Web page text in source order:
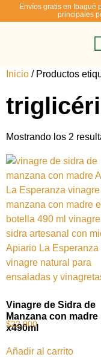
Envíos gratis en Ibagué
principales
Inicio / Productos
Mostrando los 2
Vinagre de Sidra de
Manzana con madre
x490ml
$22,900
Añadir al carrito